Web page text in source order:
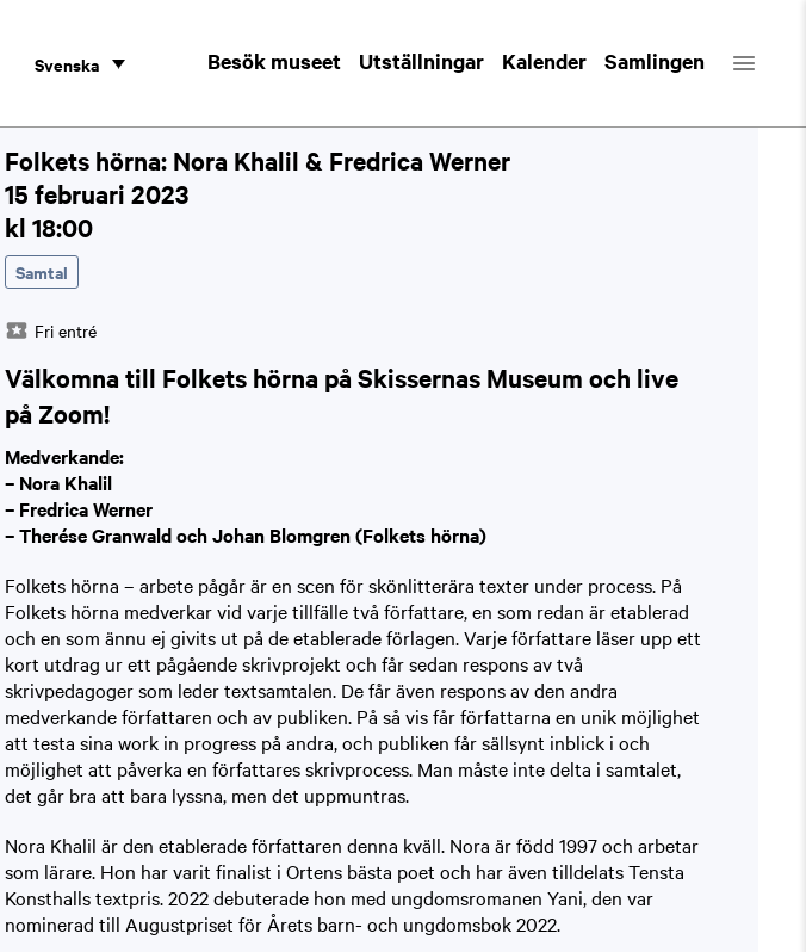
Svenska Besök museet Utställningar Kalender Samlingen
Folkets hörna: Nora Khalil & Fredrica Werner
15 februari 2023
kl 18:00
Samtal
Fri entré
Välkomna till Folkets hörna på Skissernas Museum och live
på Zoom!
Medverkande:
– Nora Khalil
– Fredrica Werner
– Therése Granwald och Johan Blomgren (Folkets hörna)
Folkets hörna – arbete pågår är en scen för skönlitterära texter under process. På
Folkets hörna medverkar vid varje tillfälle två författare, en som redan är etablerad
och en som ännu ej givits ut på de etablerade förlagen. Varje författare läser upp ett
kort utdrag ur ett pågående skrivprojekt och får sedan respons av två
skrivpedagoger som leder textsamtalen. De får även respons av den andra
medverkande författaren och av publiken. På så vis får författarna en unik möjlighet
att testa sina work in progress på andra, och publiken får sällsynt inblick i och
möjlighet att påverka en författares skrivprocess. Man måste inte delta i samtalet,
det går bra att bara lyssna, men det uppmuntras.
Nora Khalil är den etablerade författaren denna kväll. Nora är född 1997 och arbetar
som lärare. Hon har varit finalist i Ortens bästa poet och har även tilldelats Tensta
Konsthalls textpris. 2022 debuterade hon med ungdomsromanen Yani, den var
nominerad till Augustpriset för Årets barn- och ungdomsbok 2022.